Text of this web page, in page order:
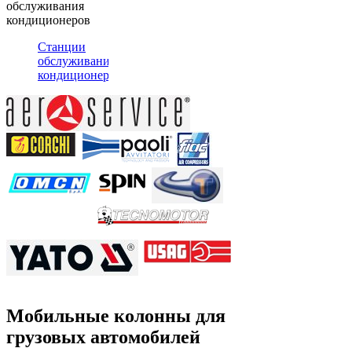
обслуживания
кондиционеров
Станции
обслуживания
кондиционеров
Мобильные колонны для
грузовых автомобилей